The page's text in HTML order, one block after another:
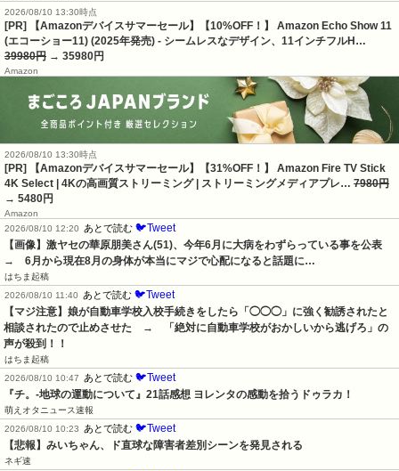
2026/08/10 13:30時点
[PR] 【Amazonデバイスサマーセール】【10%OFF！】 Amazon Echo Show 11
(エコーショー11) (2025年発売) - シームレスなデザイン、11インチフルH…
39980円 → 35980円
Amazon
2026/08/10 13:30時点
[PR] 【Amazonデバイスサマーセール】【31%OFF！】 Amazon Fire TV Stick
4K Select | 4Kの高画質ストリーミング | ストリーミングメディアプレ… 7980円
→ 5480円
Amazon
2026/08/10 12:20
あとで読む 🐦Tweet
【画像】激ヤセの華原朋美さん(51)、今年6月に大病をわずらっている事を公表
→　6月から現在8月の身体が本当にマジで心配になると話題に…
はちま起稿
2026/08/10 11:40
あとで読む 🐦Tweet
【マジ注意】娘が自動車学校入校手続きをしたら「◯◯◯」に強く勧誘されたと
相談されたので止めさせた　→　「絶対に自動車学校がおかしいから逃げろ」の
声が殺到！！
はちま起稿
2026/08/10 10:47
あとで読む 🐦Tweet
『チ。-地球の運動について』21話感想 ヨレンタの感動を拾うドゥラカ！
萌えオタニュース速報
2026/08/10 10:23
あとで読む 🐦Tweet
【悲報】みいちゃん、ド直球な障害者差別シーンを発見される
ネギ速